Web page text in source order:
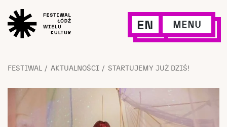
EN MENU
FESTIWAL AKTUALNOŚCI STARTUJEMY JUŻ DZIŚ!